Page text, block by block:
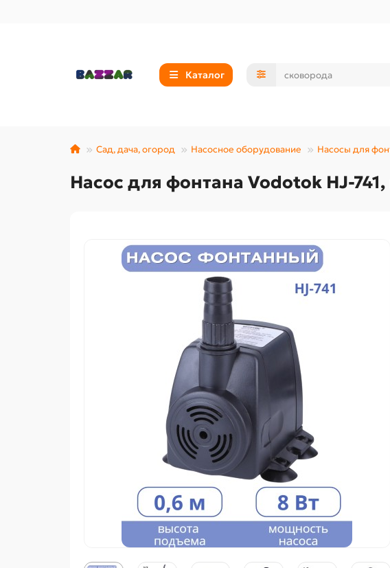
Каталог
Сад, дача, огород Насосное оборудование Насосы для
Насос для фонтана Vodotok HJ-